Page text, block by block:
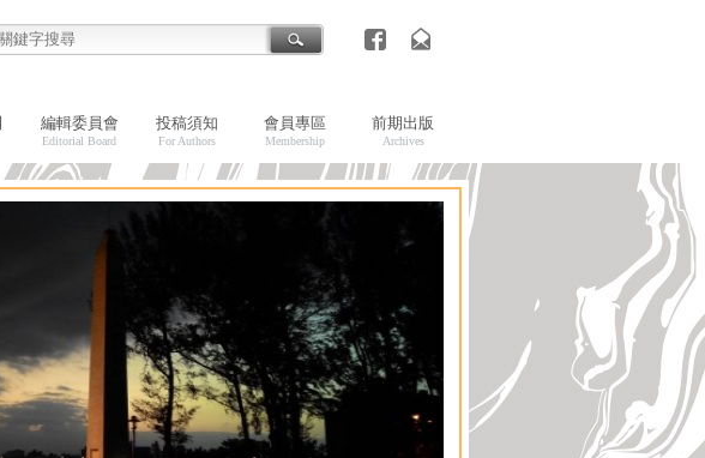
編輯委員會
Editorial Board
投稿須知
For Authors
會員專區
Membership
前期出版
Archives